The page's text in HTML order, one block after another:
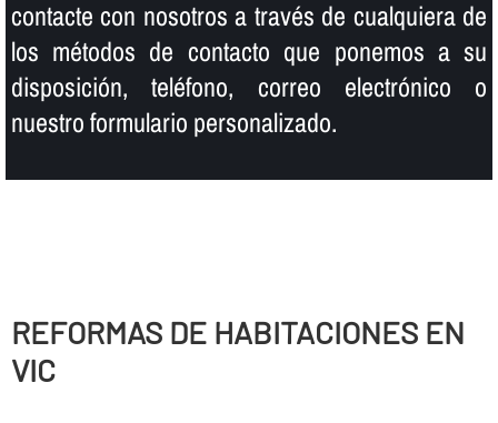
contacte con nosotros a través de cualquiera de
los métodos de contacto que ponemos a su
disposición, teléfono, correo electrónico o
nuestro formulario personalizado.
REFORMAS DE HABITACIONES EN
VIC